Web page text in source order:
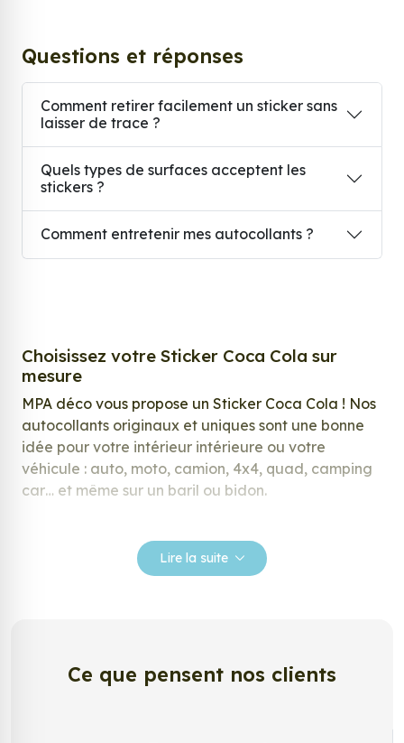
Questions et réponses
Comment retirer facilement un sticker sans
laisser de trace ?
Quels types de surfaces acceptent les
stickers ?
Comment entretenir mes autocollants ?
Choisissez votre Sticker Coca Cola sur
mesure
MPA déco vous propose un Sticker Coca Cola ! Nos
autocollants originaux et uniques sont une bonne
idée pour votre intérieur intérieure ou votre
véhicule : auto, moto, camion, 4x4, quad, camping
car… et même sur un baril ou bidon.
répondre à vos attentes, laissez vous inspirer parmi
notre large gamme de stickers.
aussi connus sous le nom d’autocollant, d’adhésifs
Lire la suite
Ce que pensent nos clients